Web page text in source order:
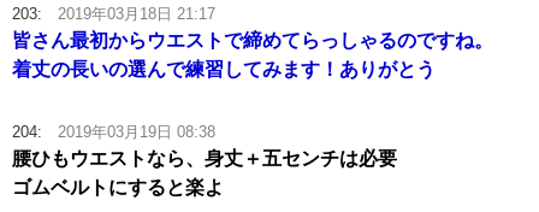
203: 2019年03月18日 21:17
皆さん最初からウエストで締めてらっしゃるのですね。
着丈の長いの選んで練習してみます！ありがとう
204: 2019年03月19日 08:38
腰ひもウエストなら、身丈＋五センチは必要
ゴムベルトにすると楽よ